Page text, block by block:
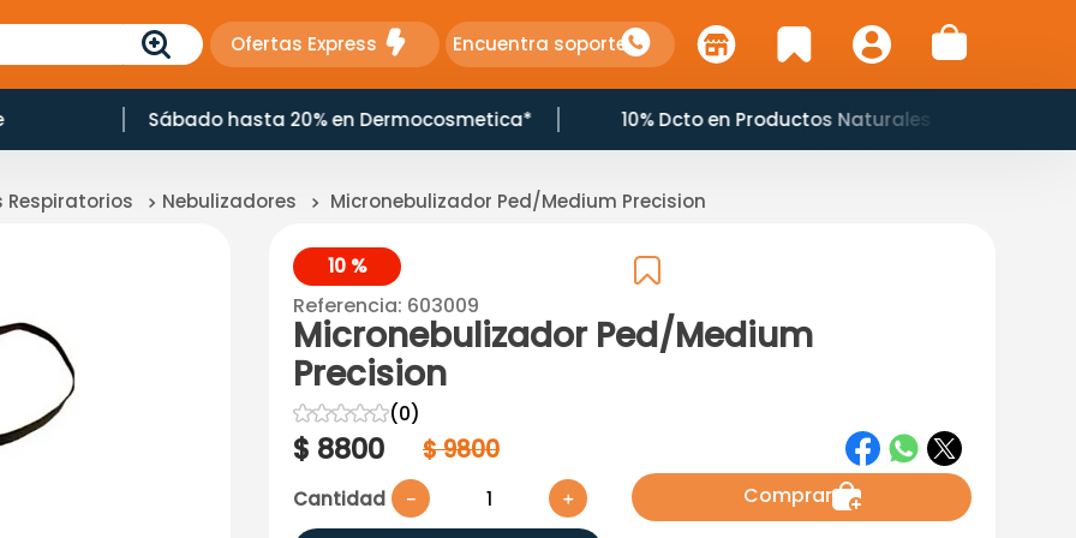
Ofertas Express Encuentra soporte
Sábado hasta 20% en Dermocosmetica* 10% Dcto en Productos Naturales
Respiratorios Nebulizadores Micronebulizador Ped/Medium Precision
10 %
Referencia: 603009
Micronebulizador Ped/Medium
Precision
☆☆☆☆☆(0)
$ 8800 $9800
Cantidad ＋
－ Comprar